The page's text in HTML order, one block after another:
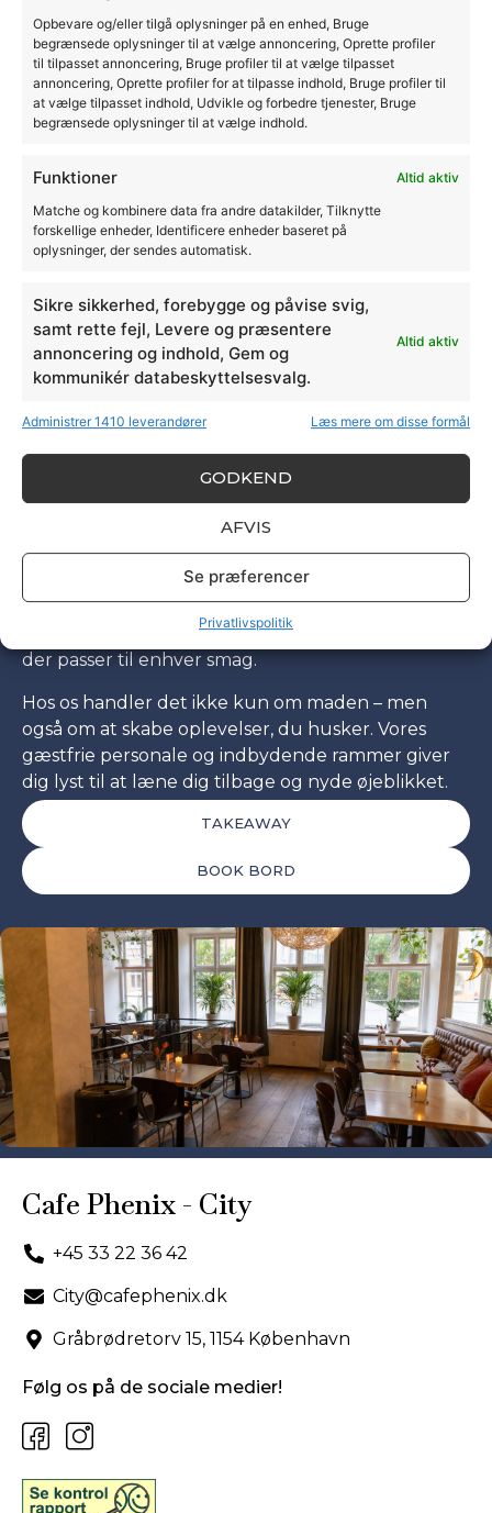
Opbevare og/eller tilgå oplysninger på en enhed, Bruge
begrænsede oplysninger til at vælge annoncering, Oprette profiler
til tilpasset annoncering, Bruge profiler til at vælge tilpasset
annoncering, Oprette profiler for at tilpasse indhold, Bruge profiler til
at vælge tilpasset indhold, Udvikle og forbedre tjenester, Bruge
begrænsede oplysninger til at vælge indhold.
Funktioner
Altid aktiv
Matche og kombinere data fra andre datakilder, Tilknytte
forskellige enheder, Identificere enheder baseret på
oplysninger, der sendes automatisk.
Sikre sikkerhed, forebygge og påvise svig,
samt rette fejl, Levere og præsentere
annoncering og indhold, Gem og
kommunikér databeskyttelsesvalg.
Altid aktiv
Administrer 1410 leverandører Læs mere om disse formål
GODKEND
AFVIS
Se præferencer
Privatlivspolitik
Midt i København...
Hyggelig caféoplevelse
På Café Phenix mødes du af en afslappet
atmosfære, hvor god mad og hyggelige
København på det charmerende Gråbrødretorv,
og vores café er det perfekte sted at samle
venner, familie eller kolleger til både frokost,
Menuen byder på alt fra sprøde salater og delikate
tapas til vores populære Café Burger og saftige
steaks. Uanset om du er til det lette og grønne
eller det mere fyldige og klassiske, har vi noget,
der passer til enhver smag.
Hos os handler det ikke kun om maden – men
også om at skabe oplevelser, du husker. Vores
gæstfrie personale og indbydende rammer giver
dig lyst til at læne dig tilbage og nyde øjeblikket.
TAKEAWAY
BOOK BORD
Cafe Phenix - City
+45 33 22 36 42
City@cafephenix.dk
Gråbrødretorv 15, 1154 København
Følg os på de sociale medier!